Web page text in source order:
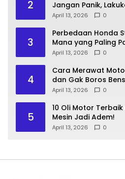
2
Jangan Panik,
April 13, 2026 0
3
Perbedaan Honda
Mana yang Paling
April 13, 2026 0
4
Cara Merawat
dan Gak Boros
April 13, 2026 0
5
10 Oli Motor
Mesin Jadi Adem!
April 13, 2026 0